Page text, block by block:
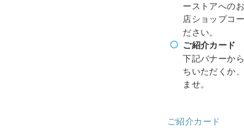
ーストアへの
店ショップコ
ださい。
ご紹介カード
下記バナーか
ちいただくか
ませ。
ご紹介カード